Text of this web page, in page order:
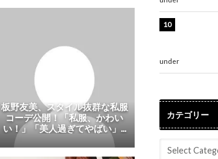
板野友美、スタイル抜群な私服
コーデ公開！「私服、かわい
い！」「美人過ぎてやばい」...
under
カテゴリー